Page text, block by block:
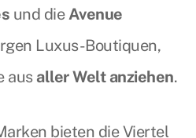
und dieAvenue
Luxus-Boutiquen,
aus aller Welt anziehen.
bieten die Viertel